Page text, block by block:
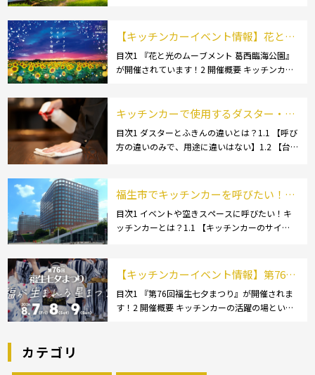
【キッチンカーイベント情報】花と光
のムーブメント 葛西臨海公園が開催さ
れています！
目次1 『花と光のムーブメント 葛西臨海公園』
が開催されています！2 開催概要 キッチンカー
ルメイベントが催されています。 開業前にキ
キッチンカーで使用するダスター・ふ
きんの選び方とは？おすすめ商品3選
も紹介！
目次1 ダスターとふきんの違いとは？1.1 【呼び
方の違いのみで、用途に違いはない】1.2 【台
特徴2.1 【綿】2.2 【マイクロ […]
福生市でキッチンカーを呼びたい！派
遣してもらうにはどうすれば良いの？
依頼の流れや人気メニューを解説
目次1 イベントや空きスペースに呼びたい！キ
ッチンカーとは？1.1 【キッチンカーのサイ
チンカー:1t～ […]
【キッチンカーイベント情報】第76回
福生七夕まつりが開催されます！
目次1 『第76回福生七夕まつり』が開催されま
す！2 開催概要 キッチンカーの活躍の場といえ
カテゴリ